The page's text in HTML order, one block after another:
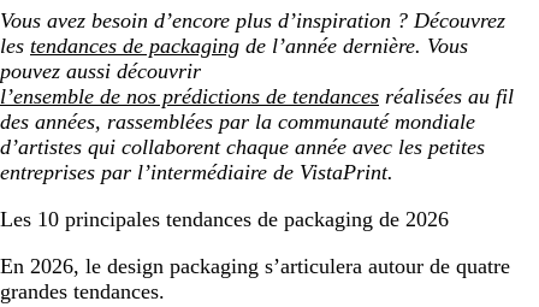
Vous avez besoin d’encore plus d’inspiration ? Découvrez
les tendances de packaging de l’année dernière. Vous
pouvez aussi découvrir
l’ensemble de nos prédictions de tendances réalisées au fil
des années, rassemblées par la communauté mondiale
d’artistes qui collaborent chaque année avec les petites
entreprises par l’intermédiaire de VistaPrint.
Les 10 principales tendances de packaging de 2026
En 2026, le design packaging s’articulera autour de quatre
grandes tendances.